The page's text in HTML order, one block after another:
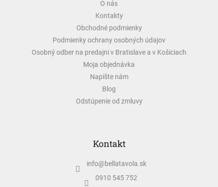
O nás
Kontakty
Obchodné podmienky
Podmienky ochrany osobných údajov
Osobný odber na predajni v Bratislave a v Košiciach
Moja objednávka
Napíšte nám
Blog
Odstúpenie od zmluvy
Kontakt
info@bellatavola.sk
0910 545 752